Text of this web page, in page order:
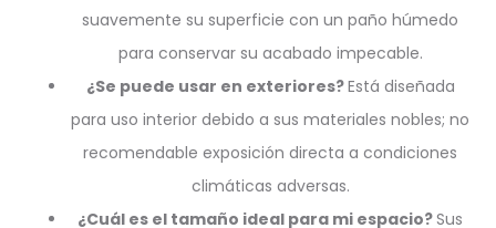
suavemente su superficie con un paño húmedo
para conservar su acabado impecable.
¿Se puede usar en exteriores?Está diseñada
para uso interior debido a sus materiales nobles; no
recomendable exposición directa a condiciones
climáticas adversas.
¿Cuál es el tamaño ideal para mi espacio?Sus